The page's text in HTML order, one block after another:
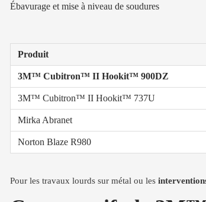
Ébavurage et mise à niveau de soudures
Produit
3M™ Cubitron™ II Hookit™ 900DZ
3M™ Cubitron™ II Hookit™ 737U
Mirka Abranet
Norton Blaze R980
Pour les travaux lourds sur métal ou les